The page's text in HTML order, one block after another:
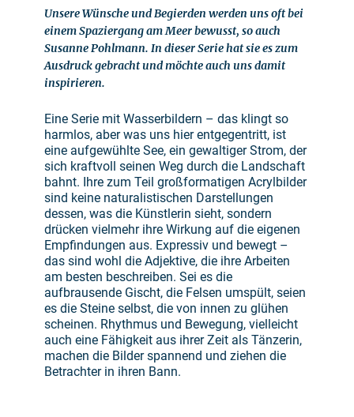
Unsere Wünsche und Begierden werden uns oft bei
einem Spaziergang am Meer bewusst, so auch
Susanne Pohlmann. In dieser Serie hat sie es zum
Ausdruck gebracht und möchte auch uns damit
inspirieren.
Eine Serie mit Wasserbildern – das klingt so
harmlos, aber was uns hier entgegentritt, ist
eine aufgewühlte See, ein gewaltiger Strom, der
sich kraftvoll seinen Weg durch die Landschaft
bahnt. Ihre zum Teil großformatigen Acrylbilder
sind keine naturalistischen Darstellungen
dessen, was die Künstlerin sieht, sondern
drücken vielmehr ihre Wirkung auf die eigenen
Empfindungen aus. Expressiv und bewegt –
das sind wohl die Adjektive, die ihre Arbeiten
am besten beschreiben. Sei es die
aufbrausende Gischt, die Felsen umspült, seien
es die Steine selbst, die von innen zu glühen
scheinen. Rhythmus und Bewegung, vielleicht
auch eine Fähigkeit aus ihrer Zeit als Tänzerin,
machen die Bilder spannend und ziehen die
Betrachter in ihren Bann.